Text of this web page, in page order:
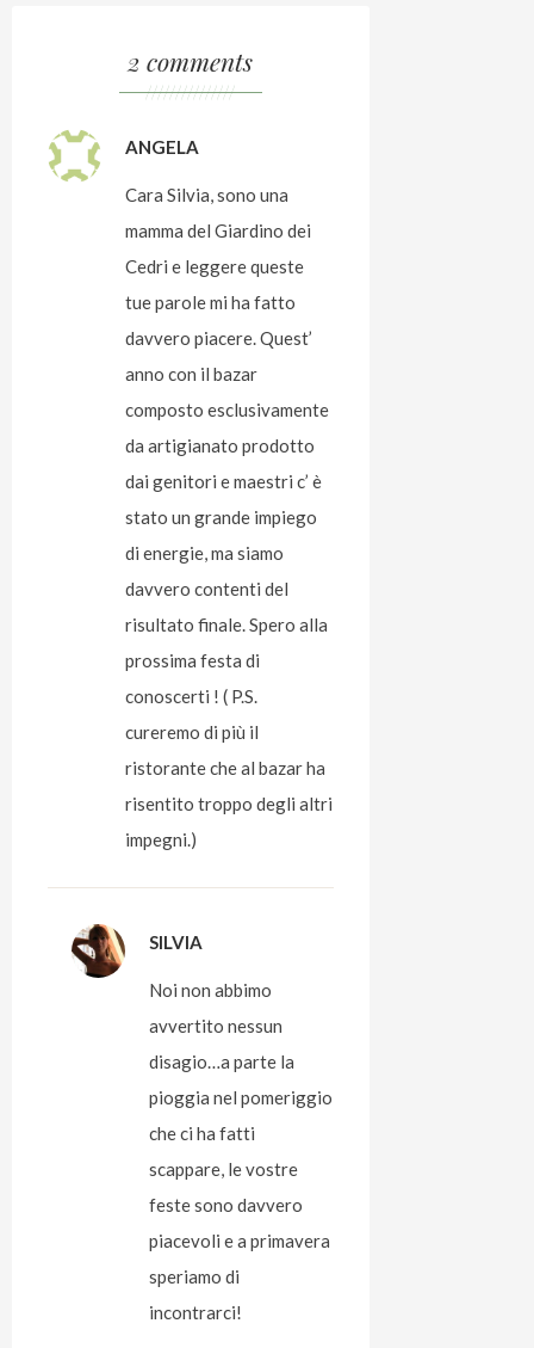
2 comments
///////////////
ANGELA
Cara Silvia, sono una
mamma del Giardino dei
Cedri e leggere queste
tue parole mi ha fatto
davvero piacere. Quest’
anno con il bazar
composto esclusivamente
da artigianato prodotto
dai genitori e maestri c’ è
stato un grande impiego
di energie, ma siamo
davvero contenti del
risultato finale. Spero alla
prossima festa di
conoscerti ! ( P.S.
cureremo di più il
ristorante che al bazar ha
risentito troppo degli altri
impegni.)
SILVIA
Noi non abbimo
avvertito nessun
disagio…a parte la
pioggia nel pomeriggio
che ci ha fatti
scappare, le vostre
feste sono davvero
piacevoli e a primavera
speriamo di
incontrarci!